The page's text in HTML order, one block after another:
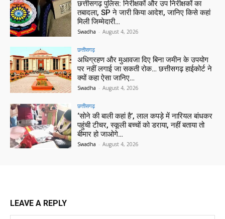
छत्तीसगढ़ पुलिस: निरीक्षकों और उप निरीक्षकों का
तबादला, SP ने जारी किया आदेश, जानिए किसे कहां
मिली जिम्मेदारी…
Swadha - August 4, 2026
छत्तीसगढ़
अधिग्रहण और मुआवजा दिए बिना जमीन के उपयोग
पर नहीं लगाई जा सकती रोक… छत्तीसगढ़ हाईकोर्ट ने
क्यों कहा ऐसा जानिए…
Swadha - August 4, 2026
छत्तीसगढ़
‘सोने की बाली कहां है’, लाल कपड़े में नारियल बांधकर
पहुंची टीचर, स्कूली बच्चों को डराया, नहीं बताया तो
बीमार हो जाओगे…
Swadha - August 4, 2026
LEAVE A REPLY